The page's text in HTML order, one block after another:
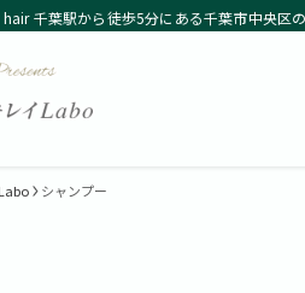
千葉駅から徒歩5分にある千葉市中央区
シャンプー